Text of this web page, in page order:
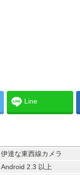
Line
伊達な東西線カメラ
Android 2.3 以上